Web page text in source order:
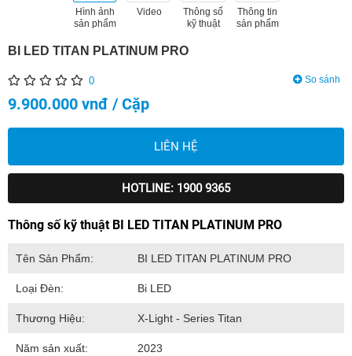
Hình ảnh
sản phẩm
Video
Thông số
kỹ thuật
Thông tin
sản phẩm
BI LED TITAN PLATINUM PRO
0 So sánh
9.900.000 vnđ / Cặp
LIÊN HỆ
HOTLINE: 1900 9365
Thông số kỹ thuật BI LED TITAN PLATINUM PRO
Tên Sản Phẩm: BI LED TITAN PLATINUM PRO
Loại Đèn: Bi LED
Thương Hiệu: X-Light - Series Titan
Năm sản xuất: 2023